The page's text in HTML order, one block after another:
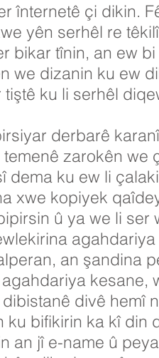
înternetê çi dikin.
yên serhêl re
bikar tînin, an ew
we dizanin ku ew
ku li serhêl
derbarê
zarokên we
dema ku ew li
xwe kopiyek
û ya we li ser
an şandina
kesane,
divê hemî
bifikirin ka kî din
an jî e-name û